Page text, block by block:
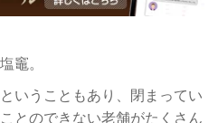
竈。
いうこともあり、閉まってい
とのできない老舗がたくさん